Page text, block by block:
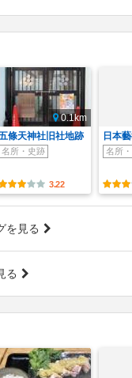
0.1km
條天神社旧社地跡
名所・史跡
3.22
日本
名所
を見る
る